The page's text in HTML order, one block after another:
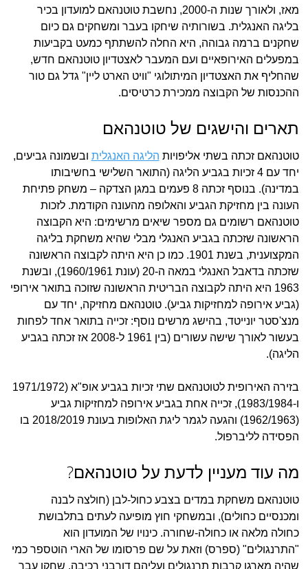
מאז, ולאורך שנות ה-2000, נחשבת טוטנהאם למועדון בכיר
בליגה האנגלית. בשורותיה שיחקו בעבר ומשחקים גם כיום
שחקנים ברמה גבוהה, היא החלה להשתתף כמעט בקביעות
במפעלים האירופאיים ועם המעבר לאצטדיון טוטנהאם חדש,
שהחליף את האצטדיון המיתולוגי "וויט הארט ליין" גדל גם טור
ההכנסות של הקבוצה ממכירת כרטיסים.
תארים והישגים של טוטנהאם
טוטנהאם זכתה בשתי אליפויות הליגה האנגלית ובשמונה גביעים,
יחד עם 4 זכיות בגביע הליגה (התואר השלישי בחשיבותו
במדינה). בנוסף זכתה 8 פעמים במגן הצדקה – משחק פתיחת
העונה בין מחזיקת הגביע והאלופה מהעונה הקודמת. לזכות
טוטנהאם רשומים גם מספר שיאים מרשימים: היא הקבוצה
הראשונה שזכתה בגביע האנגלי מבלי שהיא משחקת בליגה
המקצוענית, בשנת 1901. כמו כן היא היתה לקבוצה הראשונה
שזכתה בדאבל האנגלי במאה ה-20 (עונת 1960/1961), ובשנת
1963 היא היתה לקבוצה הבריטית הראשונה שזוכה בתואר אירופי
(גביע אירופה למחזיקות גביע). טוטנהאם מחזיקה, יחד עם
מנצ'סטר יונייטד, בהישג מרשים נוסף: זכייה בתואר אחד לפחות
בעשור לאורך שישה עשורים (בין 1961 ל-2008 אז זכתה בגביע
הליגה).
בזירה האירופית לטוטנהאם שתי זכיות בגביע אופ"א (1971/1972
ו-1983/1984), זכייה אחת בגביע אירופה למחזיקות גביע
(1962/1963) והגעה לגמר ליגת האלופות בעונת 2018/2019 בו
הפסידה לליברפול.
מה עוד מעניין לדעת על טוטנהאם?
טוטנהאם משחקת במדים בצבע כחול-לבן (חולצה לבנה
ומכנסיים כחולים), ובמשחקי חוץ מופיעה לעתים בתלבושת
כחולה מלאה או כחולה-שחורה. כינויו של המועדון הוא
"התרנגולים" (ספרס) וזאת על שם פרסומו של הארי הוטספר כמי
שהיה מארגן קרבות תרנגולים ועליהם דורבני רכיבה. שחקן עבר